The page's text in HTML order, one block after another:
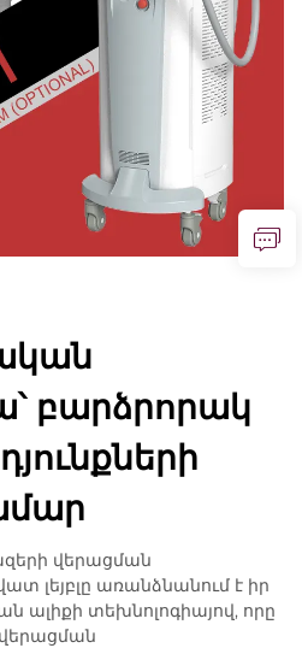
բարձրորակ
վերացման
լեյբլը առանձնանում է իր
ալիքի տեխնոլոգիայով, որը